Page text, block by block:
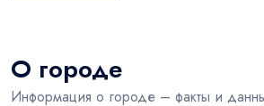
О городе
Информация о городе – факты и